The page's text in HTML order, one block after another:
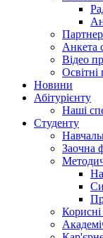
Анкета
Відео
Освітні
Hовини
Абітурієнту
Наші
Студенту
Заочна